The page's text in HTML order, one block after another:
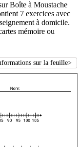
Boîte à Moustache
7 exercices avec
à domicile.
mémoire ou
sur la feuille>